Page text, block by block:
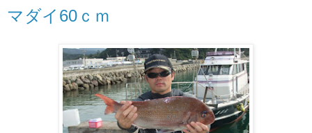
マダイ60ｃｍ